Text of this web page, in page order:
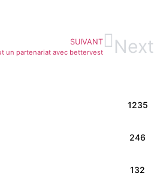
SUIVANT
un partenariat avec bettervest Next
1235
246
132